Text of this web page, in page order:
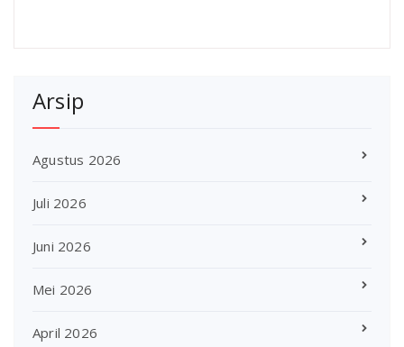
Arsip
Agustus 2026
Juli 2026
Juni 2026
Mei 2026
April 2026